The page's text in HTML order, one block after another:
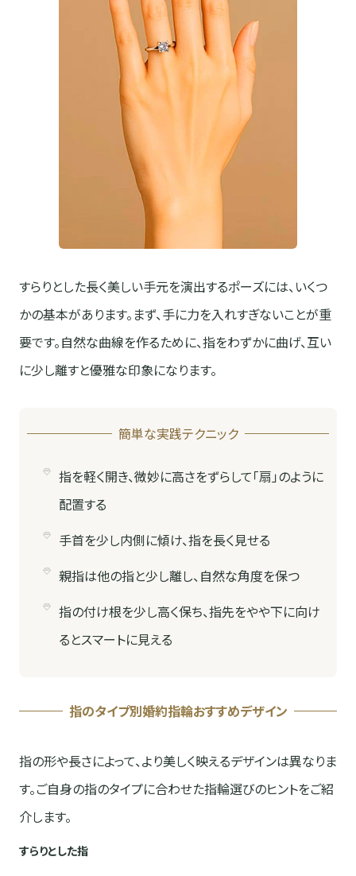
すらりとした長く美しい手元を演出するポーズには、いくつ
かの基本があります。まず、手に力を入れすぎないことが重
要です。自然な曲線を作るために、指をわずかに曲げ、互い
に少し離すと優雅な印象になります。
簡単な実践テクニック
指を軽く開き、微妙に高さをずらして「扇」のように
配置する
手首を少し内側に傾け、指を長く見せる
親指は他の指と少し離し、自然な角度を保つ
指の付け根を少し高く保ち、指先をやや下に向け
るとスマートに見える
指のタイプ別婚約指輪おすすめデザイン
指の形や長さによって、より美しく映えるデザインは異なりま
す。ご自身の指のタイプに合わせた指輪選びのヒントをご紹
介します。
すらりとした指